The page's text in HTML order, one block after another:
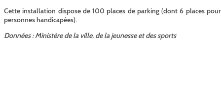
Cette installation dispose de 100 places de parking (dont 6 places pour
personnes handicapées).
Données : Ministère de la ville, de la jeunesse et des sports